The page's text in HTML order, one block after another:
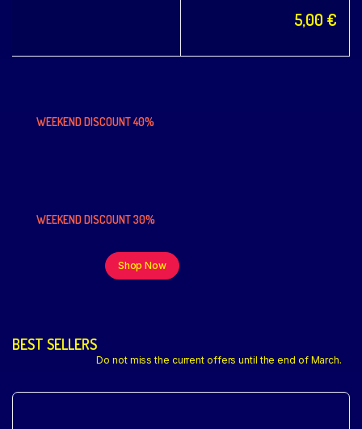
5,00 €
WEEKEND DISCOUNT 40%
WEEKEND DISCOUNT 30%
Shop Now
BEST SELLERS
Do not miss the current offers until the end of March.